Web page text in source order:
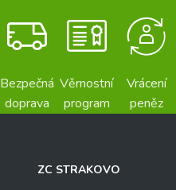
Bezpečná
doprava
Věrnostní
program
Vrácení
peněz
ZC STRAKOVO